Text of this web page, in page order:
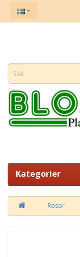
Kategorier
Rosor